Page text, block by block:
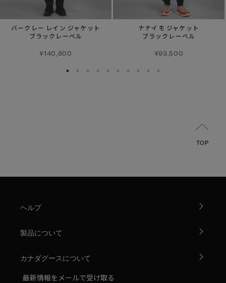
バークレー レイン ジャケット
ブラックレーベル
¥140,800
ナナイモ ジャケット
ブラックレーベル
¥93,500
TOP
ヘルプ
製品について
カナダグースについて
最新情報をメールで受け取る